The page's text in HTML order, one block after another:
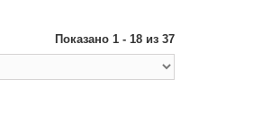
Показано 1 - 18 из 37